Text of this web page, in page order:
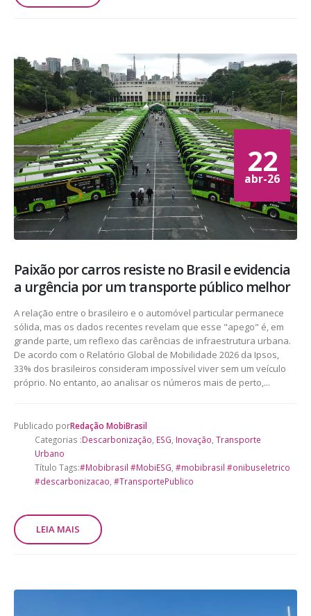
22
abr-26
Paixão por carros resiste no Brasil e evidencia
a urgência por um transporte público melhor
A relação entre o brasileiro e o automóvel particular permanece
sólida, mas os dados recentes revelam que esse "apego" é, em
grande parte, um reflexo das carências de infraestrutura urbana.
De acordo com o Relatório Global de Mobilidade 2026 da Ipsos,
33% dos brasileiros consideram impossível viver sem um veículo
próprio. No entanto, ao analisar os números mais de perto,...
Publicado porRedação MobiBrasil
Categorias :Descarbonização ESG Inovação Transporte
Urbano
Título Tags:#Mobibrasil #MobiESG #mobibrasil #onibuseletrico
#descarbonizacao #TransportePublico
LEIA MAIS